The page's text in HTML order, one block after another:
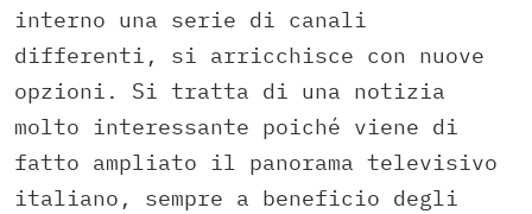
interno una serie di canali
differenti, si arricchisce con nuove
opzioni. Si tratta di una notizia
molto interessante poiché viene di
fatto ampliato il panorama televisivo
italiano, sempre a beneficio degli